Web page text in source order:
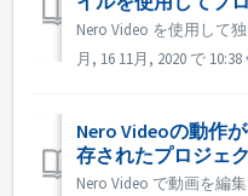
月, 16 11月, 2020 で
Nero Videoの動作
存されたプロジェ